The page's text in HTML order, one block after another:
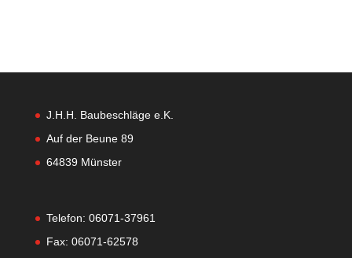
J.H.H. Baubeschläge e.K.
Auf der Beune 89
64839 Münster
Telefon: 06071-37961
Fax: 06071-62578